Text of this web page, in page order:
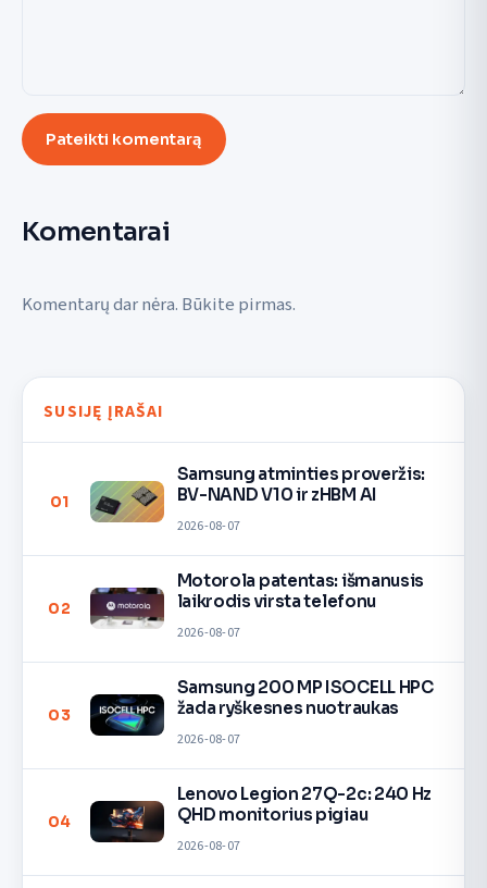
Pateikti komentarą
Komentarai
Komentarų dar nėra. Būkite pirmas.
SUSIJĘ ĮRAŠAI
01
Samsung atminties proveržis:
BV-NAND V10 ir zHBM AI
2026-08-07
02
Motorola patentas: išmanusis
laikrodis virsta telefonu
2026-08-07
03
Samsung 200 MP ISOCELL HPC
žada ryškesnes nuotraukas
2026-08-07
04
Lenovo Legion 27Q-2c: 240 Hz
QHD monitorius pigiau
2026-08-07